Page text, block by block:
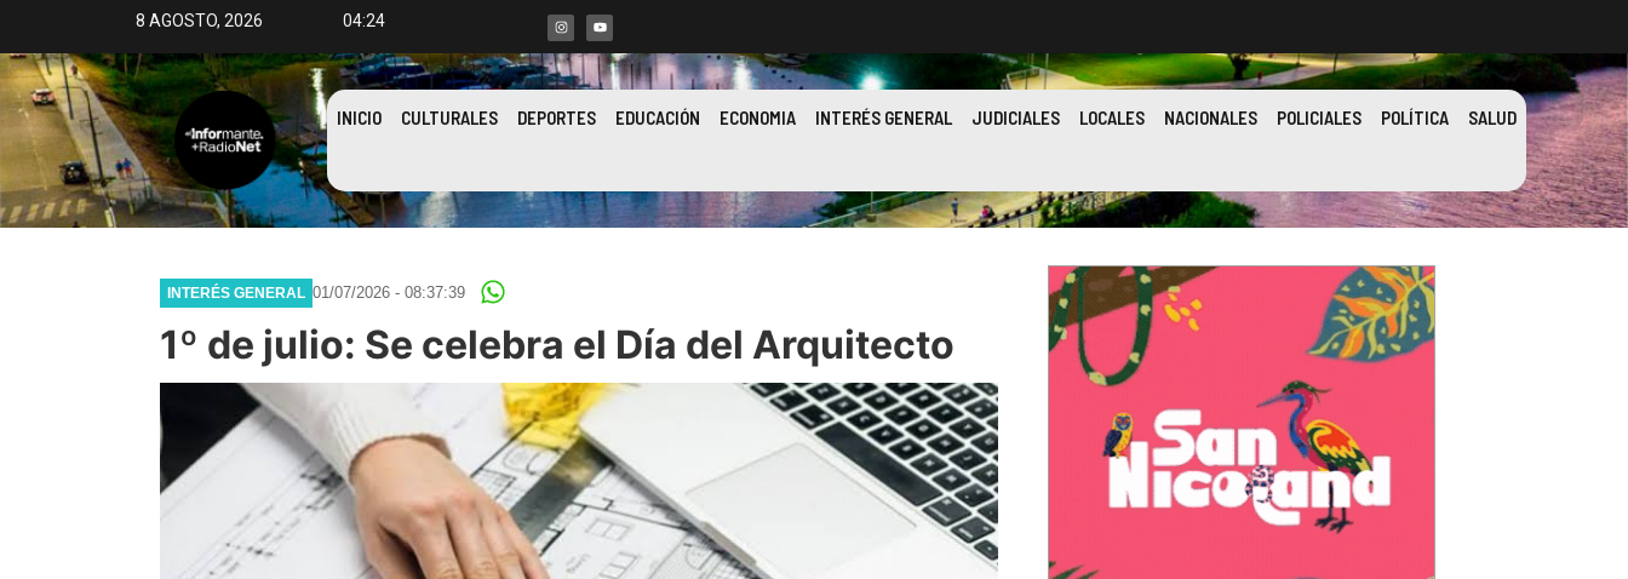
8 AGOSTO, 2026 04:24
INICIO CULTURALES DEPORTES EDUCACIÓN ECONOMIA INTERÉS GENERAL JUDICIALES LOCALES NACIONALES POLICIALES POLÍTICA SALUD
INTERÉS GENERAL 01/07/2026 - 08:37:39
1º de julio: Se celebra el Día del Arquitecto